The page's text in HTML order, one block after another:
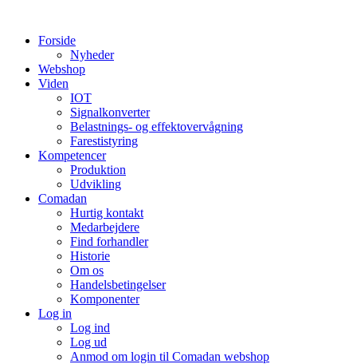
indholdForside
Nyheder
Webshop
Viden
IOT
Signalkonverter
Belastnings- og effektovervågning
Farestistyring
Kompetencer
Produktion
Udvikling
Comadan
Hurtig kontakt
Medarbejdere
Find forhandler
Historie
Om os
Handelsbetingelser
Komponenter
Log in
Log ind
Log ud
Anmod om login til Comadan webshop